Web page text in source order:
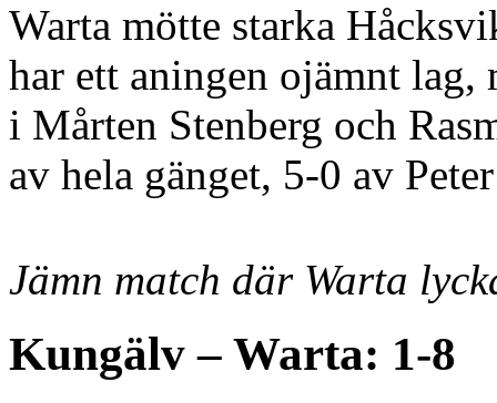
Warta mötte starka
har ett aningen ojämnt lag,
i Mårten Stenberg och
av hela gänget, 5-0 av
Jämn match där Warta
Kungälv – Warta: 1-8